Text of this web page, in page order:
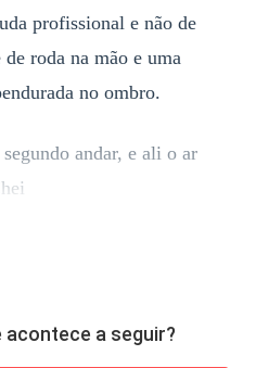
profissional e não de
roda na mão e uma
no ombro.
andar, e ali o ar
acontece a seguir?